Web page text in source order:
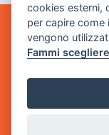
GAME WARP
BY POWER GAME SRL
Sede Legale
via Villaggio dei
- 25014
cookies esterni,
per capire come
vengono
Fammi scegliere